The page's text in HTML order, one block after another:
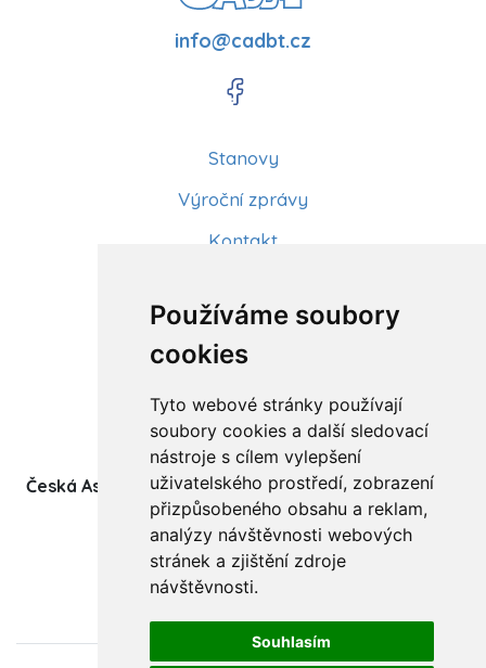
Používáme soubory
cookies
Tyto webové stránky používají
soubory cookies a další sledovací
nástroje s cílem vylepšení
uživatelského prostředí, zobrazení
přizpůsobeného obsahu a reklam,
analýzy návštěvnosti webových
stránek a zjištění zdroje
návštěvnosti.
Souhlasím
info@cadbt.cz
Stanovy
Výroční zprávy
Kontakt
Články
Kurzy a workshopy
Sídlo ČADBT
Česká Asociace Dětských Bobath Terapeutů spolek
(z.s.)
Ukrajinská 1534
708 00 Ostrava-Poruba